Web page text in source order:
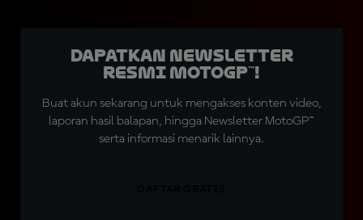
Dapatkan Newsletter
Resmi MotoGP™!
Buat akun sekarang untuk mengakses konten video,
laporan hasil balapan, hingga Newsletter MotoGP™
serta informasi menarik lainnya.